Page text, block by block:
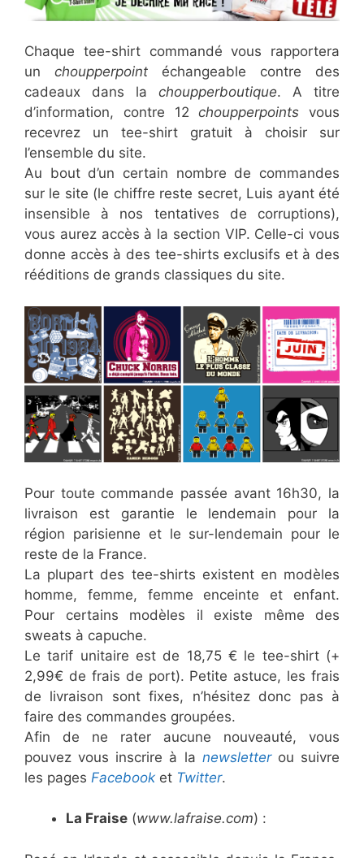
Chaque tee-shirt commandé vous rapportera
un choupperpoint échangeable contre des
cadeaux dans la choupperboutique. A titre
d’information, contre 12choupperpoints vous
recevrez un tee-shirt gratuit à choisir sur
l’ensemble du site.
Au bout d’un certain nombre de commandes
sur le site (le chiffre reste secret, Luis ayant été
insensible à nos tentatives de corruptions),
vous aurez accès à la section VIP. Celle-ci vous
donne accès à des tee-shirts exclusifs et à des
rééditions de grands classiques du site.
Pour toute commande passée avant 16h30, la
livraison est garantie le lendemain pour la
région parisienne et le sur-lendemain pour le
reste de la France.
La plupart des tee-shirts existent en modèles
homme, femme, femme enceinte et enfant.
Pour certains modèles il existe même des
sweats à capuche.
Le tarif unitaire est de 18,75 € le tee-shirt (+
2,99€ de frais de port). Petite astuce, les frais
de livraison sont fixes, n’hésitez donc pas à
faire des commandes groupées.
Afin de ne rater aucune nouveauté, vous
pouvez vous inscrire à la newsletterou suivre
les pages Facebook et Twitter.
La Fraise (www.lafraise.com) :